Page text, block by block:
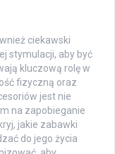
ciekawski
stymulacji, aby być
kluczową rolę w
fizyczną oraz
jest nie
na zapobieganie
jakie zabawki
do jego życia